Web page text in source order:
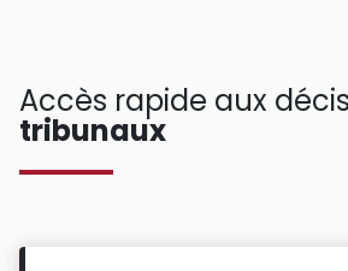
Accès rapide aux
tribunaux